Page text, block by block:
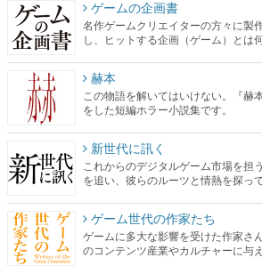
ゲームの企画書
名作ゲームクリエイターの方々に製
し、ヒットする企画（ゲーム）とは
赫本
この物語を解いてはいけない。『赫
をした短編ホラー小説集です。
新世代に訊く
これからのデジタルゲーム市場を担
を追い、彼らのルーツと情熱を探っ
ゲーム世代の作家たち
ゲームに多大な影響を受けた作家さ
のコンテンツ産業やカルチャーに与